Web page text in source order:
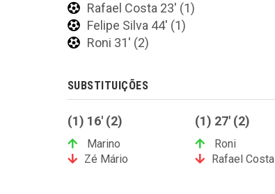
Rafael Costa 23' (1)
Felipe Silva 44' (1)
Roni 31' (2)
SUBSTITUIÇÕES
(1) 16' (2)
Marino
Zé Mário
(1) 27' (2)
Roni
Rafael Costa